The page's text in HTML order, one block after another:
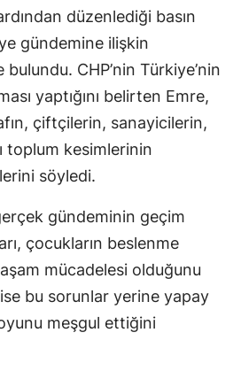
düzenlediği basın
gündemine ilişkin
CHP’nin Türkiye’nin
yaptığını belirten Emre,
çiftçilerin, sanayicilerin,
toplum kesimlerinin
söyledi.
gündeminin geçim
çocukların beslenme
mücadelesi olduğunu
bu sorunlar yerine yapay
meşgul ettiğini